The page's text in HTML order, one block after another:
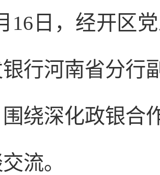
16日，经开区
行河南省分行
绕深化政银合
流。